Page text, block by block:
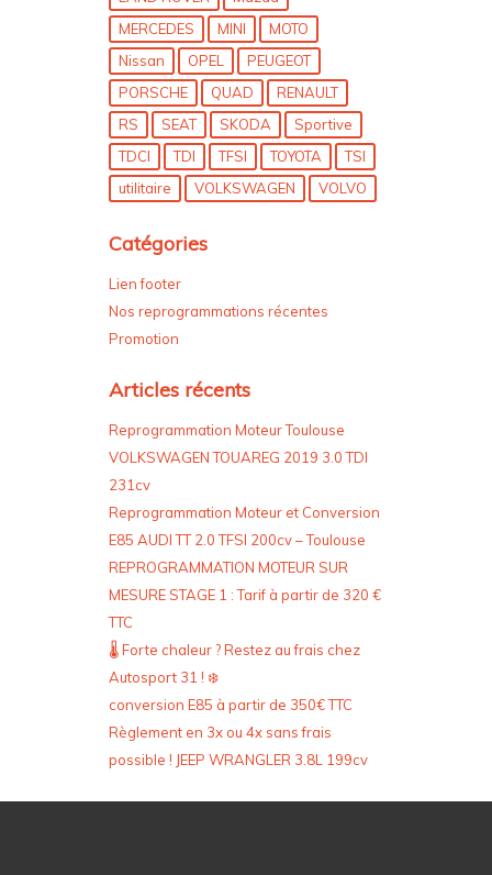
MERCEDES
MINI
MOTO
Nissan
OPEL
PEUGEOT
PORSCHE
QUAD
RENAULT
RS
SEAT SKODA
Sportive
TDCI
TDI TFSI TOYOTA
TSI
utilitaire
VOLKSWAGEN VOLVO
Catégories
Lien footer
Nos reprogrammations récentes
Promotion
Articles récents
Reprogrammation Moteur Toulouse
VOLKSWAGEN TOUAREG 2019 3.0 TDI
231cv
Reprogrammation Moteur et Conversion
E85 AUDI TT 2.0 TFSI 200cv – Toulouse
REPROGRAMMATION MOTEUR SUR
MESURE STAGE 1 : Tarif à partir de 320 €
TTC
🌡️ Forte chaleur ? Restez au frais chez
Autosport 31 ! ❄️
conversion E85 à partir de 350€ TTC
Règlement en 3x ou 4x sans frais
possible ! JEEP WRANGLER 3.8L 199cv